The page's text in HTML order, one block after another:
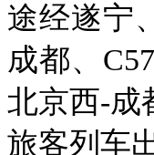
途经遂宁
成都、
北京西-成
旅客列车